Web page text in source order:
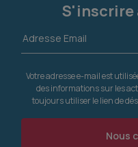
S'inscrire
Votre adresse e-mail est
des informations sur les
toujours utiliser le lien de
Nous